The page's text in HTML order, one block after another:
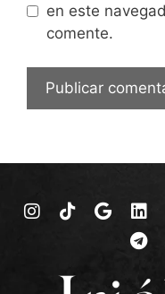
en este
comente.